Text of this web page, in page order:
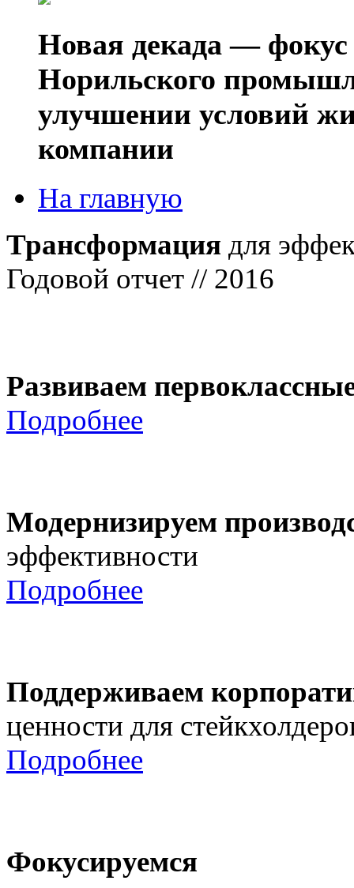
Новая декада — фокус
Норильского
улучшении условий
компании
На главную
Трансформация для
Годовой отчет // 2016
Развиваем
Подробнее
Модернизируем
эффективности
Подробнее
Поддерживаем
ценности для
Подробнее
Фокусируемся